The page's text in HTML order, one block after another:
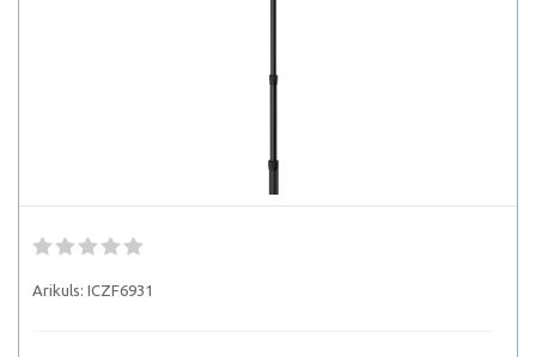
Arikuls: ICZF6931